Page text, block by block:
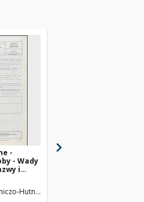
-
- Wady
i
Hutnicze Metali Nieżelaznych METALE